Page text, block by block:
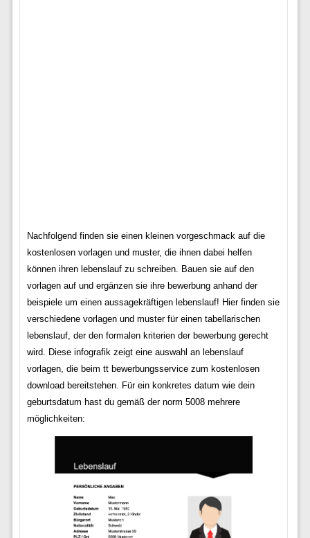
Nachfolgend finden sie einen kleinen vorgeschmack auf die
kostenlosen vorlagen und muster, die ihnen dabei helfen
können ihren lebenslauf zu schreiben. Bauen sie auf den
vorlagen auf und ergänzen sie ihre bewerbung anhand der
beispiele um einen aussagekräftigen lebenslauf! Hier finden sie
verschiedene vorlagen und muster für einen tabellarischen
lebenslauf, der den formalen kriterien der bewerbung gerecht
wird. Diese infografik zeigt eine auswahl an lebenslauf
vorlagen, die beim tt bewerbungsservice zum kostenlosen
download bereitstehen. Für ein konkretes datum wie dein
geburtsdatum hast du gemäß der norm 5008 mehrere
möglichkeiten: